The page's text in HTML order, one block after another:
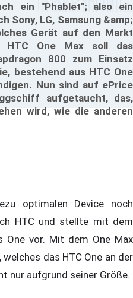
ein "Phablet"; also ein
Sony, LG, Samsung &amp;
Gerät auf den Markt
HTC One Max soll das
800 zum Einsatz
bestehend aus HTC One
Nun sind auf ePrice
aufgetaucht, das,
wird, wie die anderen
optimalen Device noch
HTC und stellte mit dem
One vor. Mit dem One Max
das HTC One an der
nur aufgrund seiner Größe.